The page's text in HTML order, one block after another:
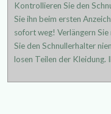
Kontrollieren Sie den
Sie ihn beim ersten
sofort weg! Verlängern
Sie den Schnullerhalter
losen Teilen der Kleidung.